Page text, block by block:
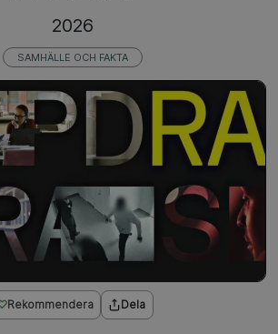
Rekommendera Dela
2026
SAMHÄLLE OCH FAKTA